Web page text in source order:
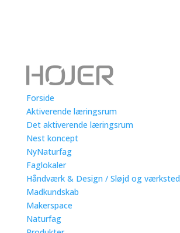
Forside
Aktiverende læringsrum
Det aktiverende læringsrum
Nest koncept
NyNaturfag
Faglokaler
Håndværk & Design / Sløjd og værksted
Madkundskab
Makerspace
Naturfag